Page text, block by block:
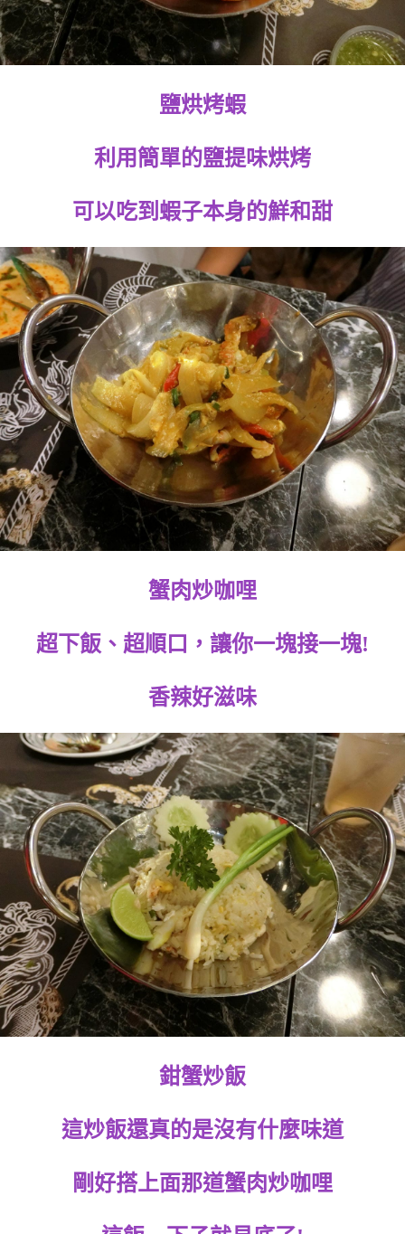
鹽烘烤蝦
利用簡單的鹽提味烘烤
可以吃到蝦子本身的鮮和甜
蟹肉炒咖哩
超下飯、超順口，讓你一塊接一塊!
香辣好滋味
鉗蟹炒飯
這炒飯還真的是沒有什麼味道
剛好搭上面那道蟹肉炒咖哩